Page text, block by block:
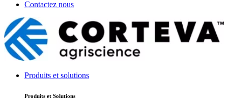
Contactez nous
Produits et solutions
Produits et Solutions